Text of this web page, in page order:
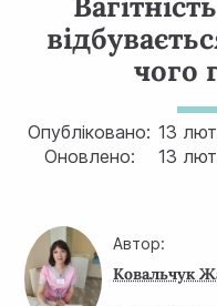
чого
Опубліковано: 13
Оновлено:
13
Автор:
Ковальчук